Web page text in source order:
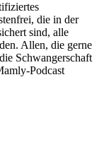
die in der
sind, alle
Allen, die gerne
Schwangerschaft
Podcast